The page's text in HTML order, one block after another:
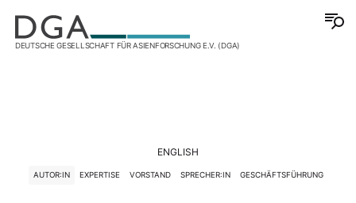
DEUTSCHE GESELLSCHAFT FÜR ASIENFORSCHUNG E.V. (DGA)
ENGLISH
AUTOR:IN EXPERTISE VORSTAND SPRECHER:IN GESCHÄFTSFÜHRUNG